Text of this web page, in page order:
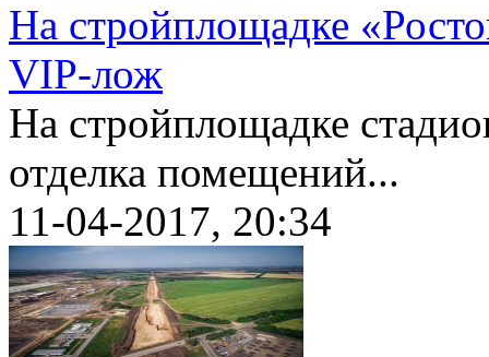
На стройплощадке
VIP-лож
На стройплощадке
отделка помещений...
11-04-2017, 20:34